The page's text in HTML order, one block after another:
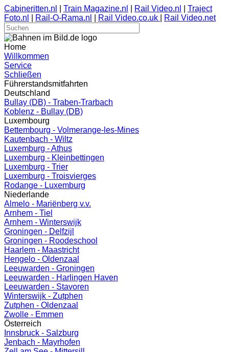
Cabineritten.nl Train Magazine.nl Rail Video.nl
Traject
Foto.nl
Rail-O-Rama.nl Rail Video.co.uk Rail Video.net
Home
Willkommen
Service
Schließen
Führerstandsmitfahrten
Deutschland
Bullay (DB) - Traben-Trarbach
Koblenz - Bullay (DB)
Luxembourg
Bettembourg - Volmerange-les-Mines
Kautenbach - Wiltz
Luxemburg - Athus
Luxemburg - Kleinbettingen
Luxemburg - Trier
Luxemburg - Troisvierges
Rodange - Luxemburg
Niederlande
Almelo - Mariënberg v.v.
Arnhem - Tiel
Arnhem - Winterswijk
Groningen - Delfzijl
Groningen - Roodeschool
Haarlem - Maastricht
Hengelo - Oldenzaal
Leeuwarden - Groningen
Leeuwarden - Harlingen Haven
Leeuwarden - Stavoren
Winterswijk - Zutphen
Zutphen - Oldenzaal
Zwolle - Emmen
Österreich
Innsbruck - Salzburg
Jenbach - Mayrhofen